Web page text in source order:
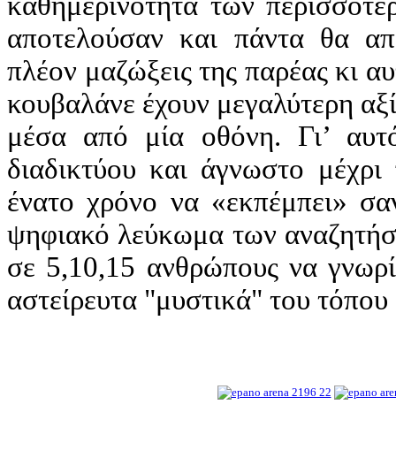
αποτελούσαν και πάντα θα
πλέον μαζώξεις της παρέας κι
κουβαλάνε έχουν μεγαλύτερη
μέσα από μία οθόνη. Γι’
διαδικτύου και άγνωστο
ένατο χρόνο να «εκπέμπει»
ψηφιακό λεύκωμα των
σε 5,10,15 ανθρώπους να
αστείρευτα "μυστικά" του